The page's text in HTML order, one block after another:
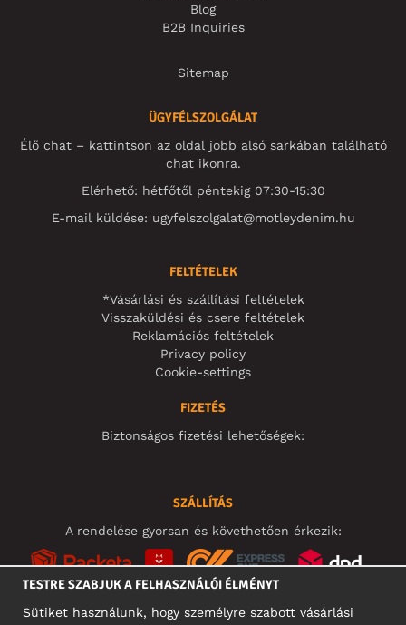
Blog
B2B Inquiries
Sitemap
ÜGYFÉLSZOLGÁLAT
Élő chat – kattintson az oldal jobb alsó sarkában található
chat ikonra.
Elérhető: hétfőtől péntekig 07:30-15:30
E-mail küldése: ugyfelszolgalat@motleydenim.hu
FELTÉTELEK
*Vásárlási és szállítási feltételek
Visszaküldési és csere feltételek
Reklamációs feltételek
Privacy policy
Cookie-settings
FIZETÉS
Biztonságos fizetési lehetőségek:
SZÁLLÍTÁS
A rendelése gyorsan és követhetően érkezik:
TESTRE SZABJUK A FELHASZNÁLÓI ÉLMÉNYT
Sütiket használunk, hogy személyre szabott vásárlási